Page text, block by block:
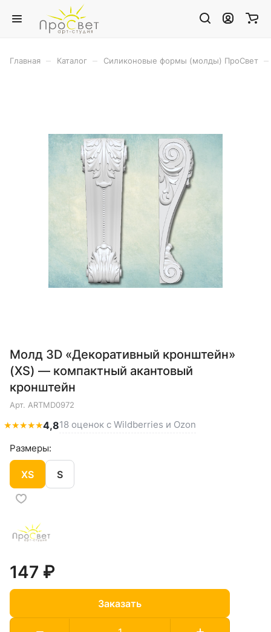
Главная Каталог Силиконовые формы (молды) ПроСвет
Молд 3D «Декоративный кронштейн»
(XS) — компактный акантовый
кронштейн
Арт. ARTMD0972
★★★★★4,818 оценок с Wildberries и Ozon
Размеры:
XS S
147 ₽
Заказать